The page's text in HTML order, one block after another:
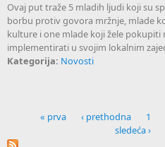
Ovaj put traže 5 mladih ljudi koji su
borbu protiv govora mržnje, mlade
kulture i one mlade koji žele pokupiti
implementirati u svojim lokalnim
Kategorija: Novosti
Pages
« prva ‹ prethodna 1
sledeća ›